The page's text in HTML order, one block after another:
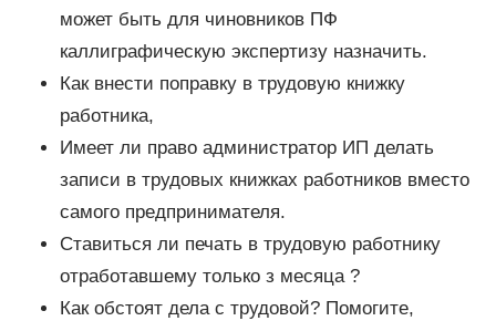
может быть для чиновников ПФ
каллиграфическую экспертизу назначить.
Как внести поправку в трудовую книжку
работника,
Имеет ли право администратор ИП делать
записи в трудовых книжках работников вместо
самого предпринимателя.
Ставиться ли печать в трудовую работнику
отработавшему только з месяца ?
Как обстоят дела с трудовой? Помогите,